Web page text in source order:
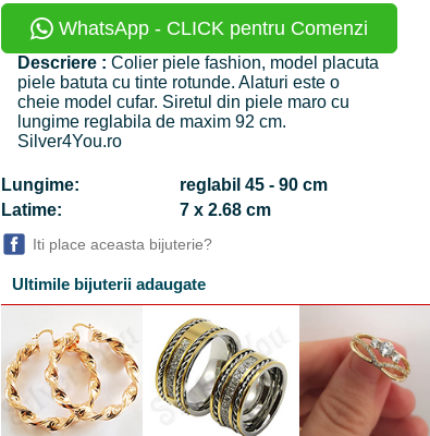
WhatsApp - CLICK pentru Comenzi
Descriere : Colier piele fashion, model placuta
piele batuta cu tinte rotunde. Alaturi este o
cheie model cufar. Siretul din piele maro cu
lungime reglabila de maxim 92 cm.
Silver4You.ro
Lungime:
reglabil 45 - 90 cm
Latime:
7 x 2.68 cm
Iti place aceasta bijuterie?
Ultimile bijuterii adaugate